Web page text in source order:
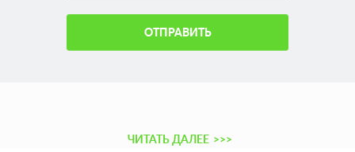
ОТПРАВИТЬ
ЧИТАТЬ ДАЛЕЕ >>>